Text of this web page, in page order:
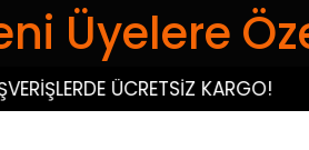
Üyelere
ÜCRETSİZ KARGO!